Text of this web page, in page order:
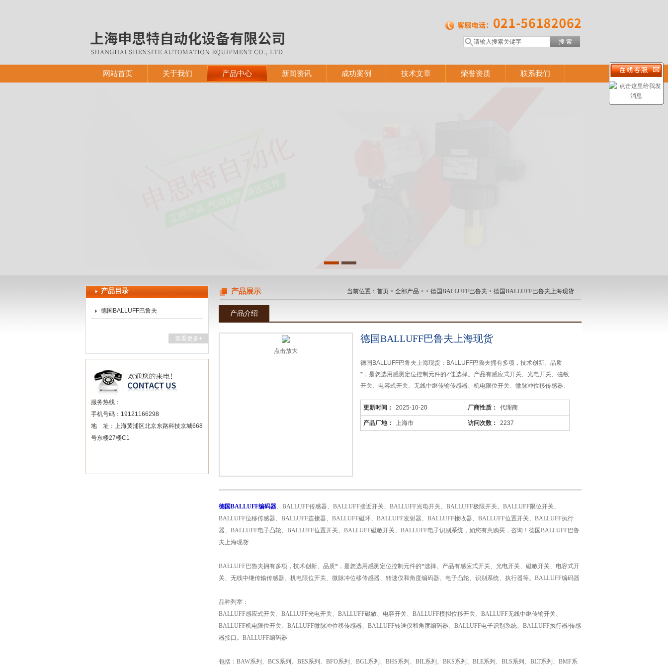
网站首页 关于我们 产品中心 新闻资讯 成功案例 技术文章 荣誉资质 联系我们
1 2
产品目录
德国BALLUFF巴鲁夫
查看更多+
服务热线：
手机号码：19121166298
地 址：上海黄浦区北京东路科技京城668
号东楼27楼C1
产品展示 当前位置： 首页 > 全部产品 > > 德国BALLUFF巴鲁夫 > 德国BALLUFF巴鲁夫上海现货
产品介绍
点击放大
德国BALLUFF巴鲁夫上海现货
德国BALLUFF巴鲁夫上海现货：BALLUFF巴魯夫拥有多项，技术创新、品质
*，是您选用感测定位控制元件的Z佳选择。产品有感应式开关、光电开关、磁敏
开关、电容式开关、无线中继传输传感器、机电限位开关、微脉冲位移传感器、
更新时间：
2025-10-20 厂商性质： 代理商
产品厂地： 上海市 访问次数： 2237
德国BALLUFF编码器、BALLUFF传感器、BALLUFF接近开关、BALLUFF光电开关、BALLUFF极限开关、BALLUFF限位开关、
BALLUFF位移传感器、BALLUFF连接器、BALLUFF磁环、BALLUFF发射器、BALLUFF接收器、BALLUFF位置开关、BALLUFF执行
器、BALLUFF电子凸轮、BALLUFF位置开关、BALLUFF磁敏开关、BALLUFF电子识别系统，如您有意购买，咨询！德国BALLUFF巴鲁
夫上海现货
BALLUFF巴魯夫拥有多项，技术创新、品质*，是您选用感测定位控制元件的*选择。产品有感应式开关、光电开关、磁敏开关、电容式开
关、无线中继传输传感器、机电限位开关、微脉冲位移传感器、转速仪和角度编码器、电子凸轮、识别系统、执行器等。BALLUFF编码器
品种列举：
BALLUFF感应式开关、BALLUFF光电开关、BALLUFF磁敏、电容开关、BALLUFF模拟位移开关、BALLUFF无线中继传输开关、
BALLUFF机电限位开关、BALLUFF微脉冲位移传感器、BALLUFF转速仪和角度编码器、BALLUFF电子识别系统、BALLUFF执行器/传感
器接口。BALLUFF编码器
包括：BAW系列、BCS系列、BES系列、BFO系列、BGL系列、BHS系列、BIL系列、BKS系列、BLE系列、BLS系列、BLT系列、BMF系